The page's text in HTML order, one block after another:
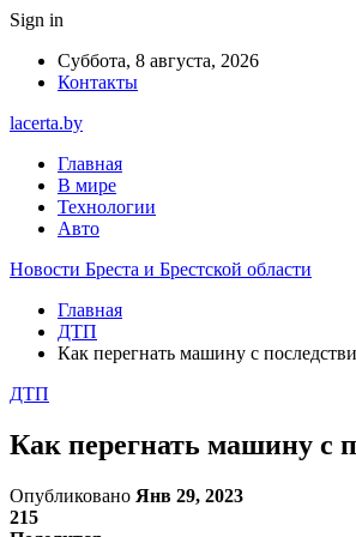
Sign in
Суббота, 8 августа, 2026
Контакты
lacerta.by
Главная
В мире
Технологии
Авто
Новости Бреста и Брестской области
Главная
ДТП
Как перегнать машину с
ДТП
Как перегнать машину с
Опубликовано Янв 29, 2023
215